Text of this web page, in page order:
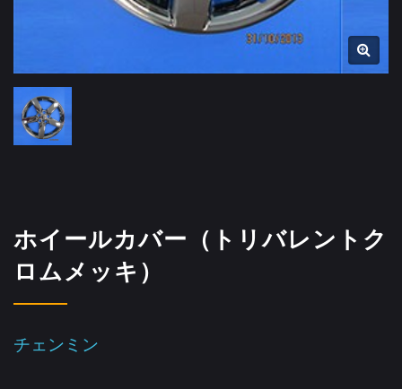
ホイールカバー（トリバレントク
ロムメッキ）
チェンミン